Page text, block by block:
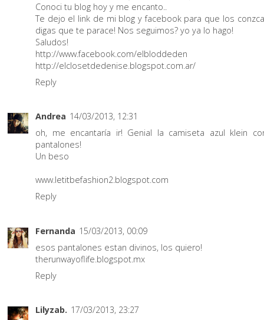
Conoci tu blog hoy y me encanto..
Te dejo el link de mi blog y facebook para que los
digas que te parace! Nos seguimos? yo ya lo hago!
Saludos!
http://www.facebook.com/elbloddeden
http://elclosetdedenise.blogspot.com.ar/
Reply
Andrea 14/03/2013, 12:31
oh, me encantaría ir! Genial la camiseta azul klein
pantalones!
Un beso
www.letitbefashion2.blogspot.com
Reply
Fernanda 15/03/2013, 00:09
esos pantalones estan divinos, los quiero!
therunwayoflife.blogspot.mx
Reply
Lilyzab. 17/03/2013, 23:27